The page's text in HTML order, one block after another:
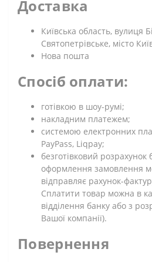
Доставка
Київська область, вулиця
Святопетрівське, місто
Нова пошта
Спосіб оплати:
готівкою в шоу-румі;
накладним платежем;
системою електронних
PayPass, Liqpay;
безготівковий розрахунок
оформлення замовлення
відправляє рахунок-
Сплатити товар можна в
відділення банку або з
Вашої компанії).
Повернення